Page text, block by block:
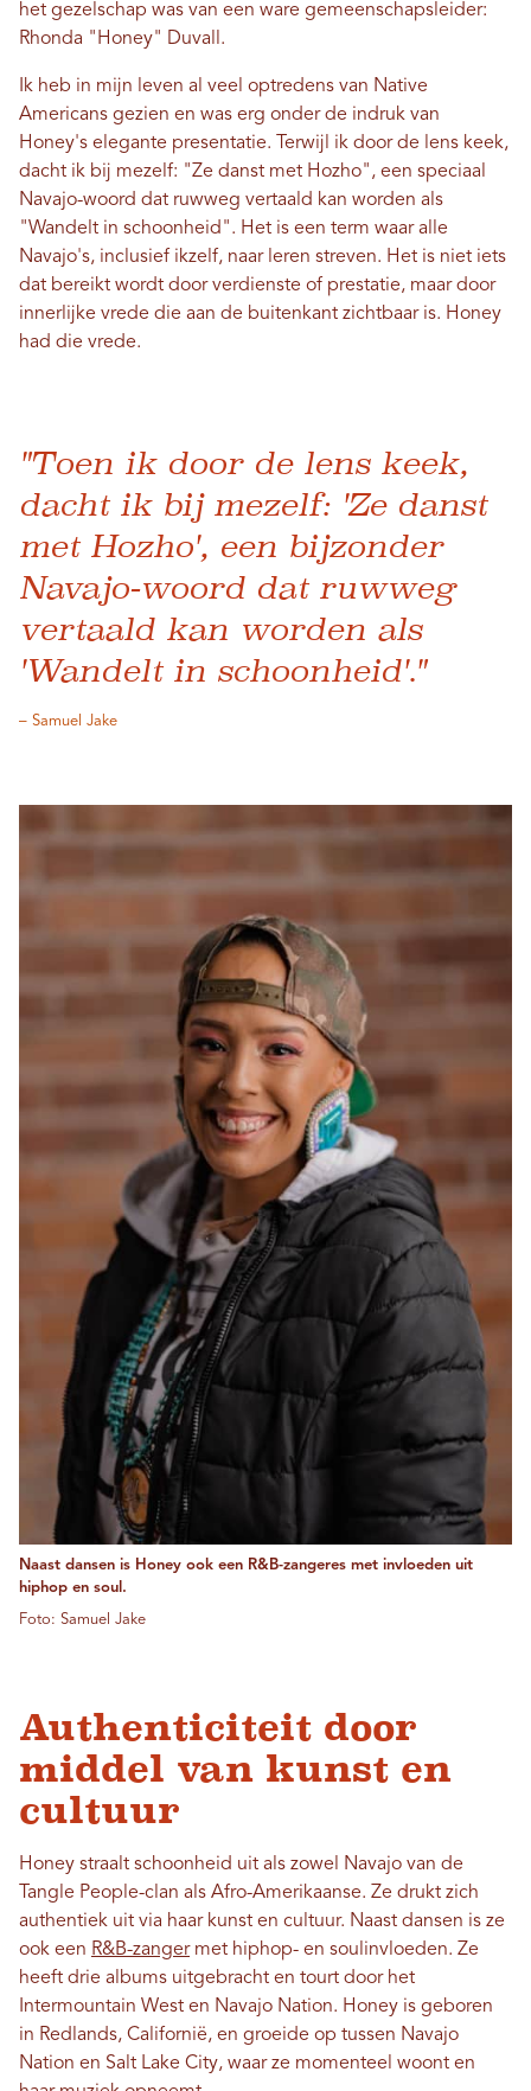
het gezelschap was van een ware gemeenschapsleider:
Rhonda "Honey" Duvall.
Ik heb in mijn leven al veel optredens van Native
Americans gezien en was erg onder de indruk van
Honey's elegante presentatie. Terwijl ik door de lens keek,
dacht ik bij mezelf: "Ze danst met Hozho", een speciaal
Navajo-woord dat ruwweg vertaald kan worden als
"Wandelt in schoonheid". Het is een term waar alle
Navajo's, inclusief ikzelf, naar leren streven. Het is niet iets
dat bereikt wordt door verdienste of prestatie, maar door
innerlijke vrede die aan de buitenkant zichtbaar is. Honey
had die vrede.
"Toen ik door de lens keek,
dacht ik bij mezelf: 'Ze danst
met Hozho', een bijzonder
Navajo-woord dat ruwweg
vertaald kan worden als
'Wandelt in schoonheid'."
– Samuel Jake
Naast dansen is Honey ook een R&B-zangeres met invloeden uit
hiphop en soul.
Foto: Samuel Jake
Authenticiteit door
middel van kunst en
cultuur
Honey straalt schoonheid uit als zowel Navajo van de
Tangle People-clan als Afro-Amerikaanse. Ze drukt zich
authentiek uit via haar kunst en cultuur. Naast dansen is ze
ook een R&B-zangermet hiphop- en soulinvloeden. Ze
heeft drie albums uitgebracht en tourt door het
Intermountain West en Navajo Nation. Honey is geboren
in Redlands, Californië, en groeide op tussen Navajo
Nation en Salt Lake City, waar ze momenteel woont en